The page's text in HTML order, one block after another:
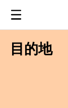
目的地